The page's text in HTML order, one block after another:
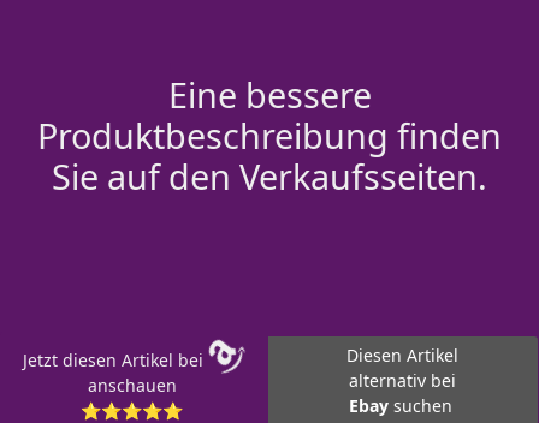
Eine bessere
Produktbeschreibung finden
Sie auf den Verkaufsseiten.
Jetzt diesen Artikel bei
anschauen
⭐⭐⭐⭐⭐
Diesen Artikel
alternativ bei
Ebay suchen